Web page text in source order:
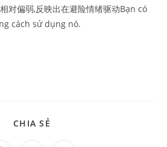
对偏弱,反映出在避险情绪驱动Bạn có
cách sử dụng nó.
CHIA SẺ